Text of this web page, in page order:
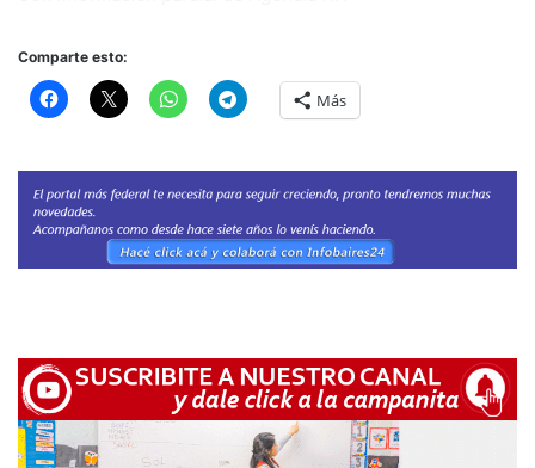
Comparte esto:
Más